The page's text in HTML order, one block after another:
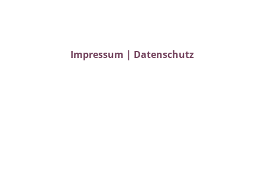
Impressum | Datenschutz